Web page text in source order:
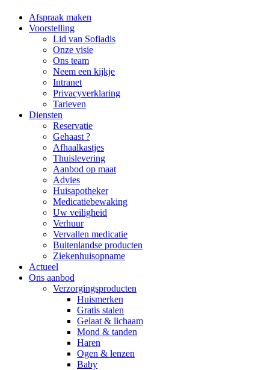
Afspraak maken
Voorstelling
Lid van Sofiadis
Onze visie
Ons team
Neem een kijkje
Intranet
Privacyverklaring
Tarieven
Diensten
Reservatie
Gehaast ?
Afhaalkastjes
Thuislevering
Aanbod op maat
Advies
Huisapotheker
Medicatiebewaking
Uw veiligheid
Verhuur
Vervallen medicatie
Buitenlandse producten
Ziekenhuisopname
Actueel
Ons aanbod
Verzorgingsproducten
Huismerken
Gratis stalen
Gelaat & lichaam
Mond & tanden
Haren
Ogen & lenzen
Baby